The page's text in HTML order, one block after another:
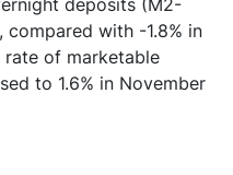
deposits (M2-
compared with -1.8% in
rate of marketable
to 1.6% in November